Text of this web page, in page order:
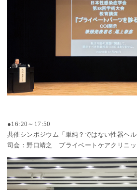
●16:20～17:50
共催シンポジウム「単純？ではない性器ヘル
司会：野口靖之 プライベートケアクリニ